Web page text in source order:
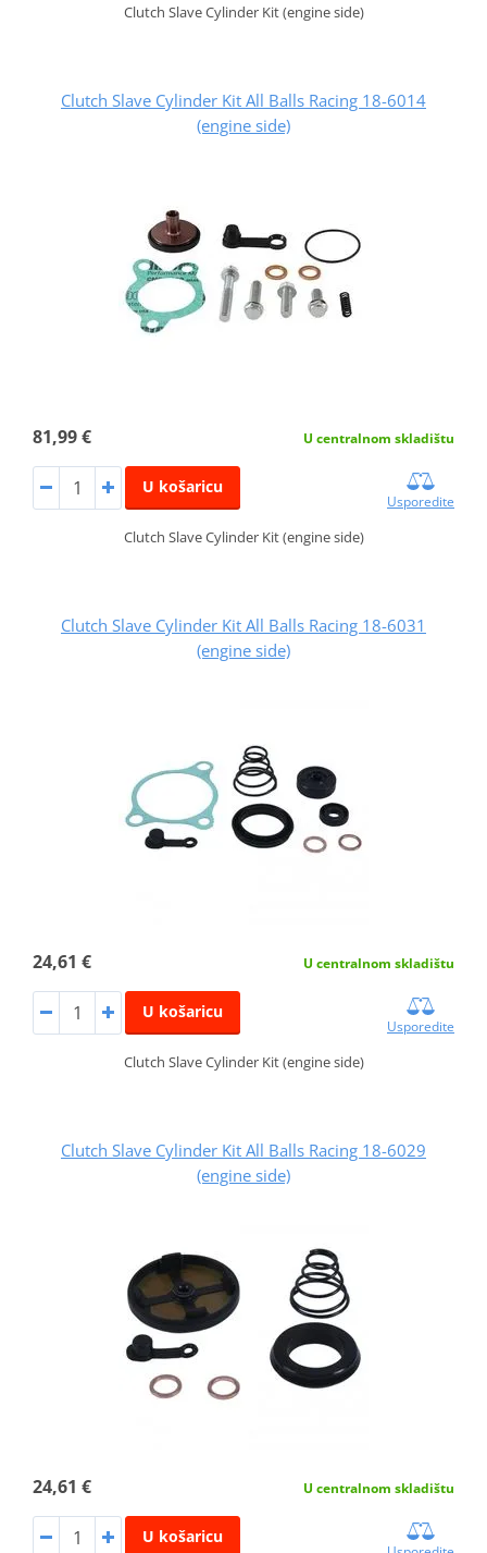
Clutch Slave Cylinder Kit (engine side)
Clutch Slave Cylinder Kit All Balls Racing 18-6014
(engine side)
81,99 € U centralnom skladištu
U košaricu
Usporedite
Clutch Slave Cylinder Kit (engine side)
Clutch Slave Cylinder Kit All Balls Racing 18-6031
(engine side)
24,61 € U centralnom skladištu
U košaricu
Usporedite
Clutch Slave Cylinder Kit (engine side)
Clutch Slave Cylinder Kit All Balls Racing 18-6029
(engine side)
24,61 € U centralnom skladištu
U košaricu